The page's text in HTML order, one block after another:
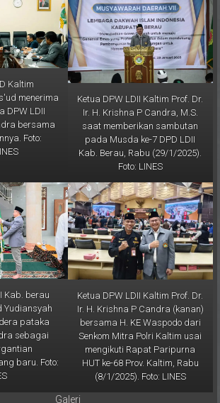
Kaltim
menerima
DPW LDII
bersama
Foto:
Ketua DPW LDII Kaltim Prof. Dr.
Ir. H. Krishna P Candra, M.S.
saat memberikan sambutan
pada Musda ke-7 DPD LDII
Kab. Berau, Rabu (29/1/2025).
Foto: LINES
Kab. berau
Yudiansyah
pataka
sebagai
baru. Foto:
Ketua DPW LDII Kaltim Prof. Dr.
Ir. H. Krishna P Candra (kanan)
bersama H. KE Waspodo dari
Senkom Mitra Polri Kaltim usai
mengikuti Rapat Paripurna
HUT ke-68 Prov. Kaltim, Rabu
(8/1/2025). Foto: LINES